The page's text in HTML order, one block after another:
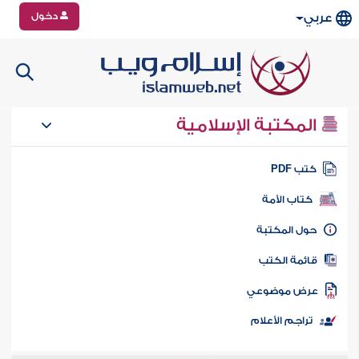
عربي دخول
المكتبة الإسلامية
كتب PDF
كتاب الأمة
المكتبة
الكتب
موضوعي